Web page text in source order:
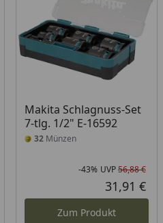
in ProzentPreis
Preis
Makita Schlagnuss-Set
7-tlg. 1/2" E-16592
32Münzen
-43% UVP56,88 €
31,91 €
Zum Produkt